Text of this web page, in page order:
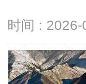
时间 : 2026-